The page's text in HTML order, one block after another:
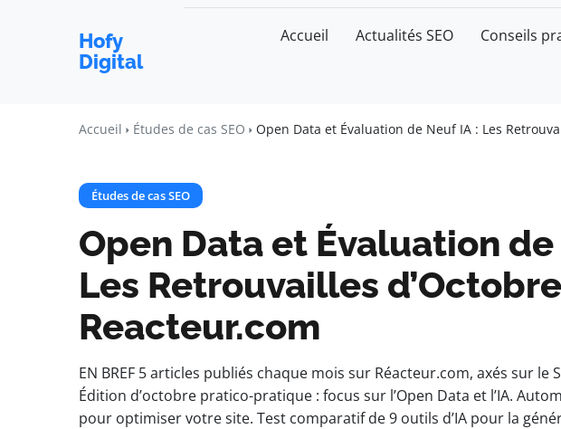
Hofy
Digital
Accueil Actualités SEO Conseils
Accueil Études de cas SEO Open Data et Évaluation de Neuf IA : Les
Études de cas SEO
Open Data et Évaluation de
Les Retrouvailles
Reacteur.com
EN BREF 5 articles publiés chaque mois sur Réacteur.com, axés sur le
Édition d’octobre pratico-pratique : focus sur l’Open Data et l’IA.
pour optimiser votre site. Test comparatif de 9 outils d’IA pour la